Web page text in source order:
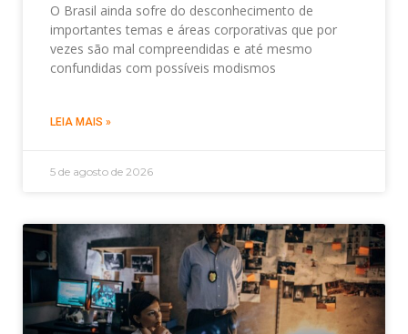
O Brasil ainda sofre do desconhecimento de
importantes temas e áreas corporativas que por
vezes são mal compreendidas e até mesmo
confundidas com possíveis modismos
LEIA MAIS »
5 de agosto de 2026